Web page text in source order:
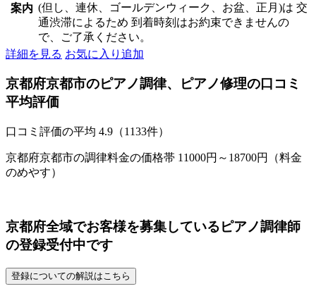
案内 (但し、連休、ゴールデンウィーク、お盆、正月)は 交
通渋滞によるため 到着時刻はお約束できませんの
で、ご了承ください。
詳細を見る お気に入り追加
京都府京都市のピアノ調律、ピアノ修理の口コミ
平均評価
口コミ評価の平均 4.9（1133件）
京都府京都市の調律料金の価格帯 11000円～18700円（料金
のめやす）
京都府全域でお客様を募集しているピアノ調律師
の登録受付中です
登録についての解説はこちら